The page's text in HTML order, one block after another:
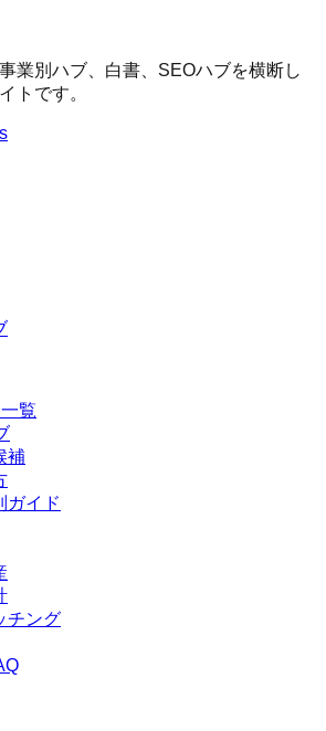
業別ハブ、白書、SEOハブを横断し
トです。
覧
補
ガイド
チング